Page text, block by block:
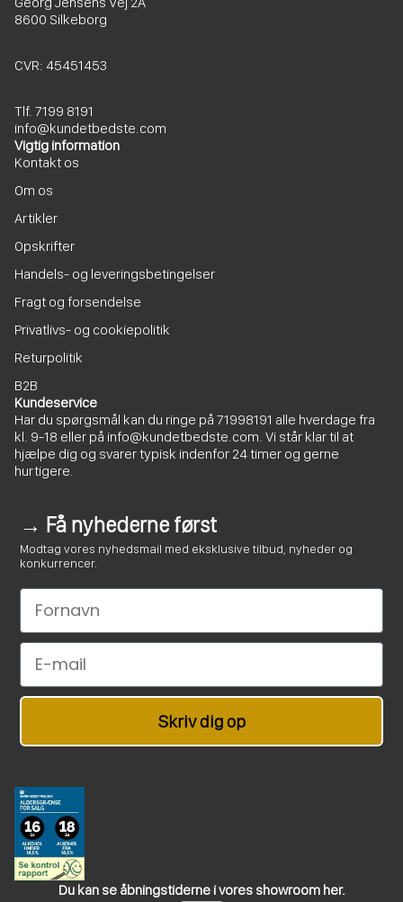
8600 Silkeborg
CVR: 45451453
Tlf. 7199 8191
info@kundetbedste.com
Vigtig information
Kontakt os
Om os
Artikler
Opskrifter
Handels- og leveringsbetingelser
Fragt og forsendelse
Privatlivs- og cookiepolitik
Returpolitik
B2B
Kundeservice
Har du spørgsmål kan du ringe på 71998191 alle hverdage fra
kl. 9-18 eller på info@kundetbedste.com. Vi står klar til at
hjælpe dig og svarer typisk indenfor 24 timer og gerne
hurtigere.
→ Få nyhederne først
Modtag vores nyhedsmail med eksklusive tilbud, nyheder og
konkurrencer.
Le nom
Email
Skriv dig op
Du kan se åbningstiderne i vores showroom her.